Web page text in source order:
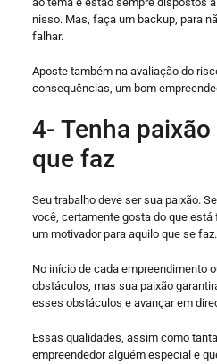
nisso. Mas, faça um backup, para
falhar.
Aposte também na avaliação do
consequências, um bom
4- Tenha
que faz
Seu trabalho deve ser sua paixão.
você, certamente gosta do que está
um motivador para aquilo que se faz.
No início de cada empreendimento
obstáculos, mas sua paixão
esses obstáculos e avançar em
Essas qualidades, assim como
empreendedor alguém especial e